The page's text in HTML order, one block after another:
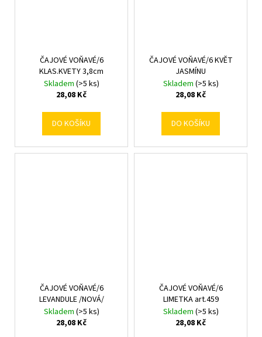
ČAJOVÉ VOŇAVÉ/6
KLAS.KVETY 3,8cm
Skladem (>5 ks)
28,08 Kč
DO KOŠÍKU
ČAJOVÉ VOŇAVÉ/6 KVĚT
JASMÍNU
Skladem (>5 ks)
28,08 Kč
DO KOŠÍKU
ČAJOVÉ VOŇAVÉ/6
LEVANDULE /NOVÁ/
Skladem (>5 ks)
28,08 Kč
ČAJOVÉ VOŇAVÉ/6
LIMETKA art.459
Skladem (>5 ks)
28,08 Kč